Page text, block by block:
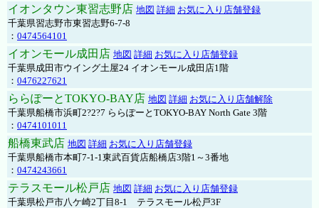
イオンタウン東習志野店 地図 詳細 お気に入り店舗登録
千葉県習志野市東習志野6-7-8
： 0474564101
イオンモール成田店 地図 詳細 お気に入り店舗登録
千葉県成田市ウイング土屋24 イオンモール成田店1階
： 0476227621
ららぽーとTOKYO-BAY店 地図 詳細 お気に入り店舗解除
千葉県船橋市浜町2?2?7 ららぽーとTOKYO-BAY North Gate 3階
： 0474101011
船橋東武店 地図 詳細 お気に入り店舗登録
千葉県船橋市本町7-1-1東武百貨店船橋店3階1～3番地
： 0474243661
テラスモール松戸店 地図 詳細 お気に入り店舗登録
千葉県松戸市八ケ崎2丁目8-1 テラスモール松戸3F